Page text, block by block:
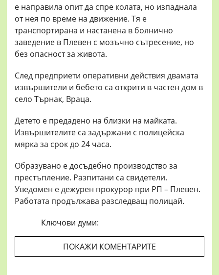
е направила опит да спре колата, но изпаднала
от нея по време на движение. Тя е
транспортирана и настанена в болнично
заведение в Плевен с мозъчно сътресение, но
без опасност за живота.
След предприети оперативни действия двамата
извършители и бебето са открити в частен дом в
село Търнак, Враца.
Детето е предадено на близки на майката.
Извършителите са задържани с полицейска
мярка за срок до 24 часа.
Образувано е досъдебно производство за
престъпление. Разпитани са свидетели.
Уведомен е дежурен прокурор при РП – Плевен.
Работата продължава разследващ полицай.
Ключови думи:
ПОКАЖИ КОМЕНТАРИТЕ